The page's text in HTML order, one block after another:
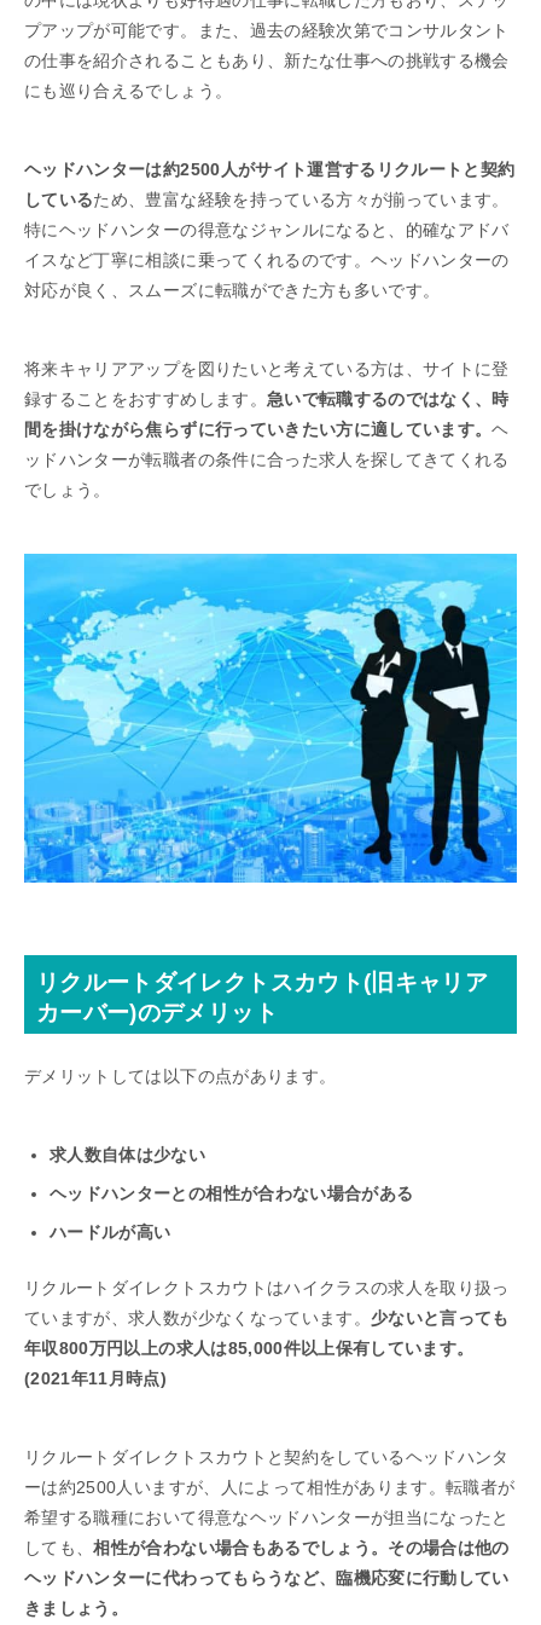
プアップが可能です。また、過去の経験次第でコンサルタント
の仕事を紹介されることもあり、新たな仕事への挑戦する機会
にも巡り合えるでしょう。
ヘッドハンターは約2500人がサイト運営するリクルートと契約
しているため、豊富な経験を持っている方々が揃っています。
特にヘッドハンターの得意なジャンルになると、的確なアドバ
イスなど丁寧に相談に乗ってくれるのです。ヘッドハンターの
対応が良く、スムーズに転職ができた方も多いです。
将来キャリアアップを図りたいと考えている方は、サイトに登
録することをおすすめします。 急いで転職するのではなく、時
間を掛けながら焦らずに行っていきたい方に適しています。ヘ
ッドハンターが転職者の条件に合った求人を探してきてくれる
でしょう。
リクルートダイレクトスカウト(旧キャリア
カーバー)のデメリット
デメリットしては以下の点があります。
求人数自体は少ない
ヘッドハンターとの相性が合わない場合がある
ハードルが高い
リクルートダイレクトスカウトはハイクラスの求人を取り扱っ
ていますが、求人数が少なくなっています。 少ないと言っても
年収800万円以上の求人は85,000件以上保有しています。
(2021年11月時点)
リクルートダイレクトスカウトと契約をしているヘッドハンタ
ーは約2500人いますが、人によって相性があります。転職者が
希望する職種において得意なヘッドハンターが担当になったと
しても、相性が合わない場合もあるでしょう。その場合は他の
ヘッドハンターに代わってもらうなど、臨機応変に行動してい
きましょう。